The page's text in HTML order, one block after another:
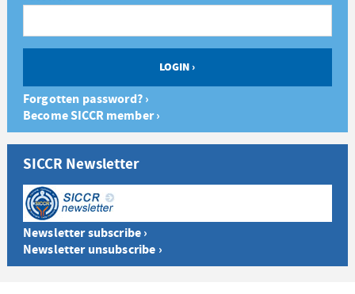
Forgotten password? ›
Become SICCR member ›
SICCR Newsletter
Newsletter subscribe ›
Newsletter unsubscribe ›